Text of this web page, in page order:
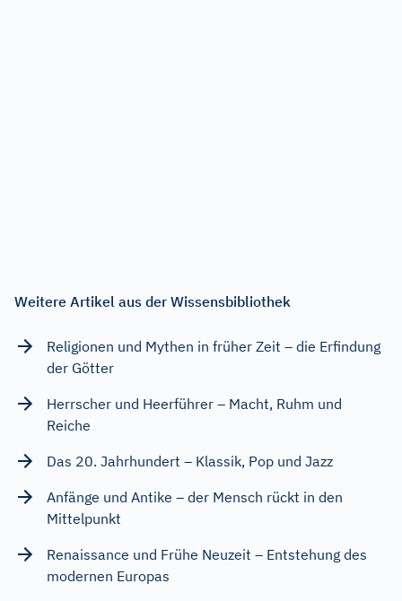
Weitere Artikel aus der Wissensbibliothek
Religionen und Mythen in früher Zeit – die Erfindung
der Götter
Herrscher und Heerführer – Macht, Ruhm und
Reiche
Das 20. Jahrhundert – Klassik, Pop und Jazz
Anfänge und Antike – der Mensch rückt in den
Mittelpunkt
Renaissance und Frühe Neuzeit – Entstehung des
modernen Europas